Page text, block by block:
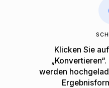
Klicken Sie
werden